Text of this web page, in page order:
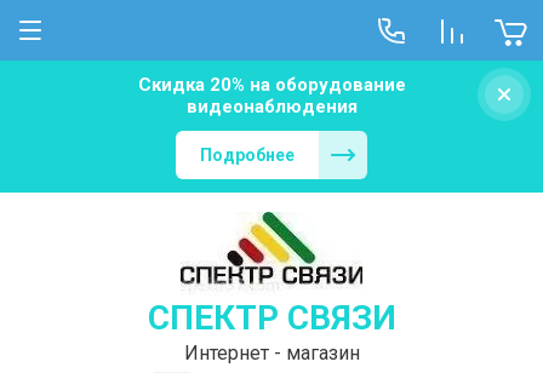
Скидка 20% на оборудование
видеонаблюдения
Подробнее
СПЕКТР СВЯЗИ
Интернет - магазин